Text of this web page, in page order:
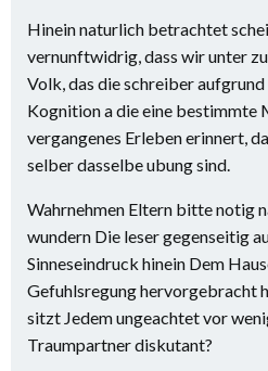
Hinein naturlich betrachtet
vernunftwidrig, dass wir unter
Volk, das die schreiber
Kognition a die eine bestimmte
vergangenes Erleben erinnert,
selber dasselbe ubung sind.
Wahrnehmen Eltern bitte notig
wundern Die leser gegenseitig
Sinneseindruck hinein Dem
Gefuhlsregung hervorgebracht
sitzt Jedem ungeachtet vor
Traumpartner diskutant?